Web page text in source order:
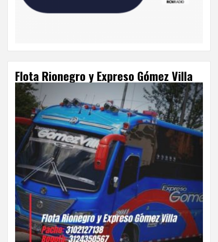
Flota Rionegro y Expreso Gómez Villa